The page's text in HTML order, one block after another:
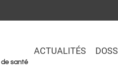
santé
ACTUALITÉS